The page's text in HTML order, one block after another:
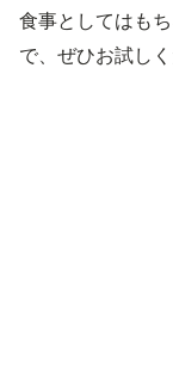
食事としてはも
で、ぜひお試しく